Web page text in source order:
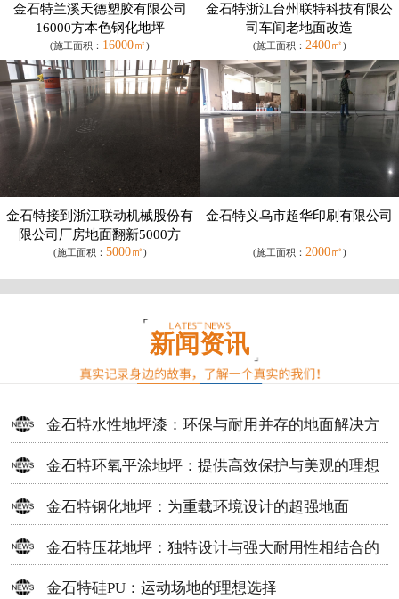
金石特兰溪天德塑胶有限公司
16000方本色钢化地坪
(施工面积： 16000㎡)
金石特浙江台州联特科技有限公
司车间老地面改造
(施工面积： 2400㎡)
金石特接到浙江联动机械股份有
限公司厂房地面翻新5000方
(施工面积： 5000㎡)
金石特义乌市超华印刷有限公司
(施工面积： 2000㎡)
新闻资讯
金石特水性地坪漆：环保与耐用并存的地面解决方
案
金石特环氧平涂地坪：提供高效保护与美观的理想
选择
金石特钢化地坪：为重载环境设计的超强地面
金石特压花地坪：独特设计与强大耐用性相结合的
地面材料
金石特硅PU：运动场地的理想选择